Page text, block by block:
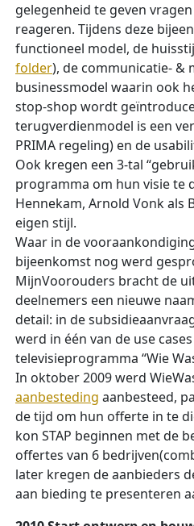
gelegenheid te geven
reageren. Tijdens deze
functioneel model, de
folder), de communicatie- &
businessmodel waarin ook
stop-shop wordt
terugverdienmodel is een
PRIMA regeling) en de
Ook kregen een 3-tal
programma om hun visie te
Hennekam, Arnold Vonk als
eigen stijl.
Waar in de
bijeenkomst nog werd
MijnVoorouders bracht de
deelnemers een nieuwe
detail: in de
werd in één van de use
televisieprogramma “Wie
In oktober 2009 werd
aanbesteding aanbesteed,
de tijd om hun offerte in te
kon STAP beginnen met de
offertes van 6
later kregen de aanbieders
aan bieding te presenteren